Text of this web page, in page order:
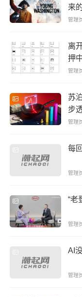
来
管理
离
押
管理
苏
步
管理
每
管理
“老
管理
AI
管理